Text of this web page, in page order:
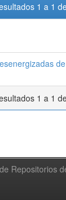
1 a 1
1 a 1
Repositorios